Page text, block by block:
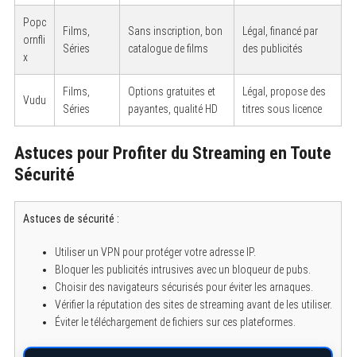
Popc
ornfli
x
Films,
Séries
Sans inscription, bon
catalogue de films
Légal, financé par
des publicités
Vudu
Films,
Séries
Options gratuites et
payantes, qualité HD
Légal, propose des
titres sous licence
Astuces pour Profiter du Streaming en Toute
Sécurité
Astuces de sécurité :
Utiliser un VPN pour protéger votre adresse IP.
Bloquer les publicités intrusives avec un bloqueur de pubs.
Choisir des navigateurs sécurisés pour éviter les arnaques.
Vérifier la réputation des sites de streaming avant de les utiliser.
Éviter le téléchargement de fichiers sur ces plateformes.